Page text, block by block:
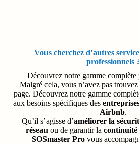
Vous cherchez d’autres
professionnels
Découvrez notre gamme complète
Malgré cela, vous n’avez pas
page. Découvrez notre gamme
aux besoins spécifiques des
Airbnb.
Qu’il s’agisse d’améliorer la
réseau ou de garantir la continuité
SOSmaster Provous